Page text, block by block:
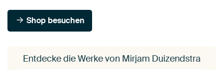
Shop besuchen
Entdecke die Werke von Mirjam Duizendstra